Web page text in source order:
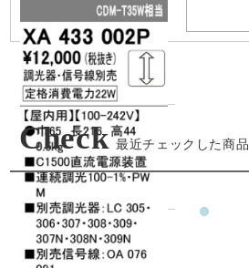
Check 最近チェックした商品